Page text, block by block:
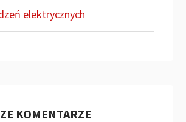
elektrycznych
KOMENTARZE